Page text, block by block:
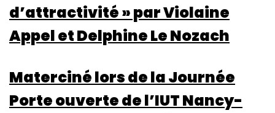
d’attractivité » par Violaine
Appel et Delphine Le Nozach
Materciné lors de la Journée
Porte ouverte de l’IUT Nancy-